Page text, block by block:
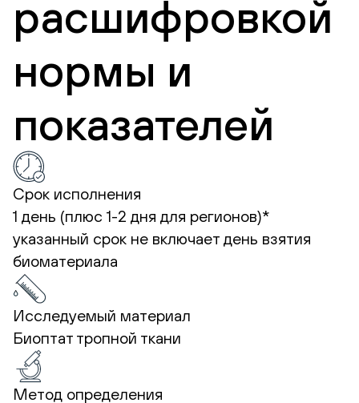
расшифровкой
нормы и
показателей
Срок исполнения
1 день (плюс 1-2 дня для регионов)*
указанный срок не включает день взятия
биоматериала
Исследуемый материал
Биоптат тропной ткани
Метод определения